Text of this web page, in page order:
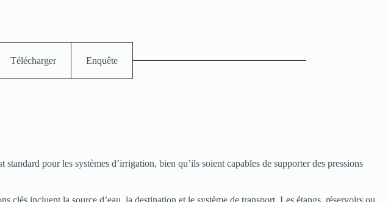
Télécharger Enquête
pour les systèmes d’irrigation, bien qu’ils soient capables de supporter des pressions
incluent la source d’eau, la destination et le système de transport. Les étangs, réservoirs ou